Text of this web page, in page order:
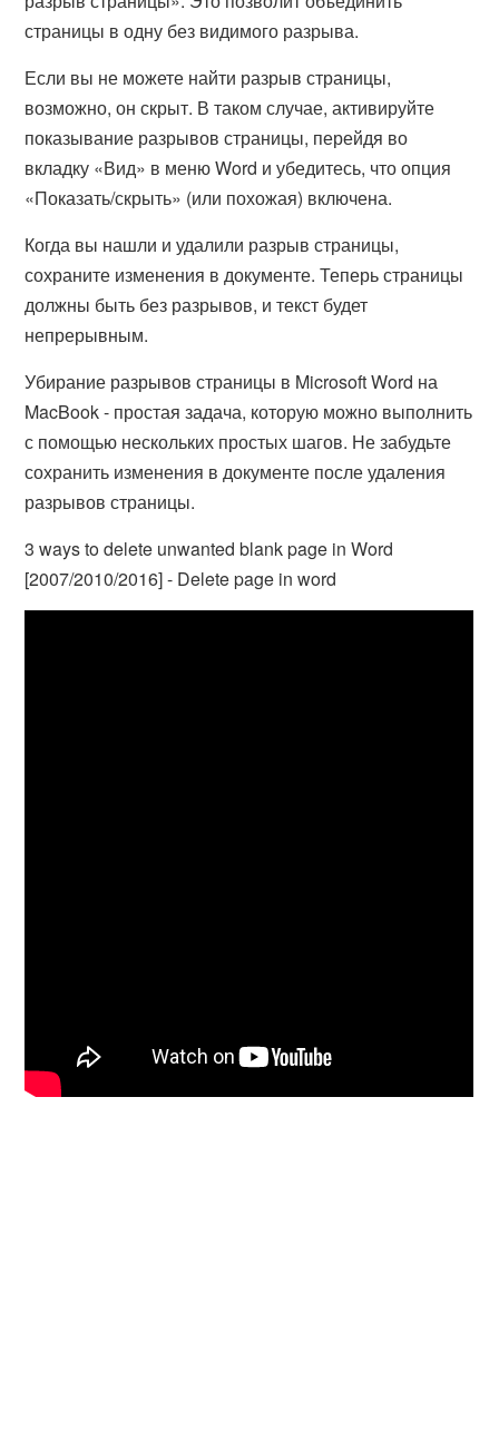
страницы в одну без видимого разрыва.
Если вы не можете найти разрыв страницы,
возможно, он скрыт. В таком случае, активируйте
показывание разрывов страницы, перейдя во
вкладку «Вид» в меню Word и убедитесь, что опция
«Показать/скрыть» (или похожая) включена.
Когда вы нашли и удалили разрыв страницы,
сохраните изменения в документе. Теперь страницы
должны быть без разрывов, и текст будет
непрерывным.
Убирание разрывов страницы в Microsoft Word на
MacBook - простая задача, которую можно выполнить
с помощью нескольких простых шагов. Не забудьте
сохранить изменения в документе после удаления
разрывов страницы.
3 ways to delete unwanted blank page in Word
[2007/2010/2016] - Delete page in word